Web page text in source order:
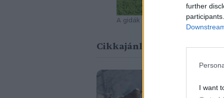
further
I want
A gidák elbújnak a magas fűben.
Cikkajánló